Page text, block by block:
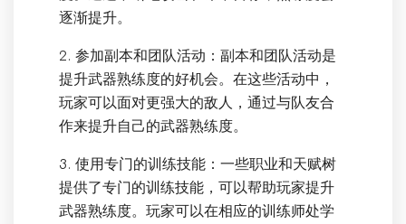
逐渐提升。
2. 参加副本和团队活动：副本和团队活动是
提升武器熟练度的好机会。在这些活动中，
玩家可以面对更强大的敌人，通过与队友合
作来提升自己的武器熟练度。
3. 使用专门的训练技能：一些职业和天赋树
提供了专门的训练技能，可以帮助玩家提升
武器熟练度。玩家可以在相应的训练师处学